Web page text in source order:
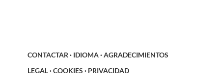
CONTACTAR · IDIOMA·AGRADECIMIENTOS
LEGAL·COOKIES · PRIVACIDAD